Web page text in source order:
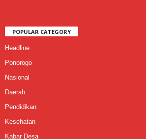
POPULAR CATEGORY
Headline
Ponorogo
Nasional
Daerah
Pendidikan
Kesehatan
Kabar Desa